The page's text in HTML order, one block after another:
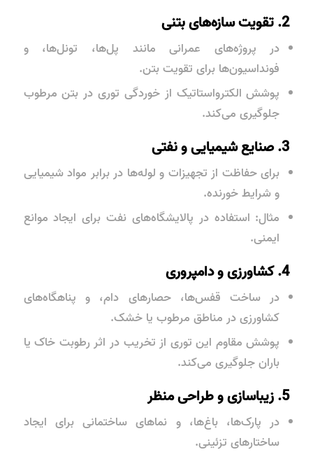
2. تقویت سازه‌های بتنی
در پروژه‌های عمرانی مانند پل‌ها، تونل‌ها، و
فونداسیون‌ها برای تقویت بتن.
پوشش الکترواستاتیک از خوردگی توری در بتن مرطوب
جلوگیری می‌کند.
3. صنایع شیمیایی و نفتی
برای حفاظت از تجهیزات و لوله‌ها در برابر مواد شیمیایی
و شرایط خورنده.
مثال: استفاده در پالایشگاه‌های نفت برای ایجاد موانع
ایمنی.
4. کشاورزی و دامپروری
در ساخت قفس‌ها، حصارهای دام، و پناهگاه‌های
کشاورزی در مناطق مرطوب یا خشک.
پوشش مقاوم این توری از تخریب در اثر رطوبت خاک یا
باران جلوگیری می‌کند.
5. زیباسازی و طراحی منظر
در پارک‌ها، باغ‌ها، و نماهای ساختمانی برای ایجاد
ساختارهای تزئینی.